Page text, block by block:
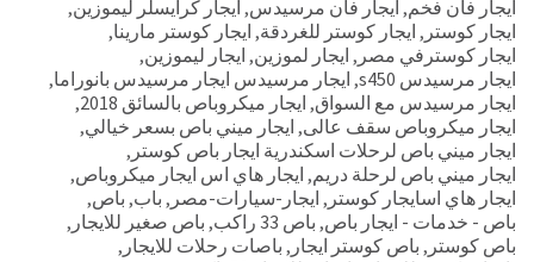
ايجار فان فخم, ايجار فان مرسيدس, ايجار كرايسلر ليموزين,
ايجار كوستر , ايجار كوستر للغردقة, ايجار كوستر مارينا,
ايجار كوسترفي مصر , ايجار لموزين, ايجار ليموزين,
ايجار مرسيدس s450
, ايجار مرسيدس ايجار مرسيدس بانوراما,
ايجار مرسيدس مع السواق, ايجار ميكروباص بالسائق 2018
,
ايجار ميكروباص سقف عالى, ايجار ميني باص بسعر خيالي,
ايجار ميني باص لرحلات اسكندرية ايجار باص كوستر ,
ايجار ميني باص لرحلة دريم, ايجار هاي اس ايجار ميكروباص,
ايجار هاي اسايجار كوستر , ايجار-سيارات-مصر , باب, باص,
باص - خدمات - ايجار باص, باص 33 راكب , باص صغير للايجار ,
باص كوستر , باص كوستر ايجار , باصات رحلات للايجار ,